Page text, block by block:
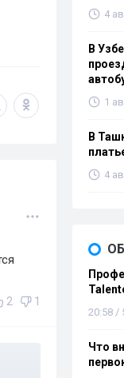
2 1
4
В
1
В
4
20:58 /
Что